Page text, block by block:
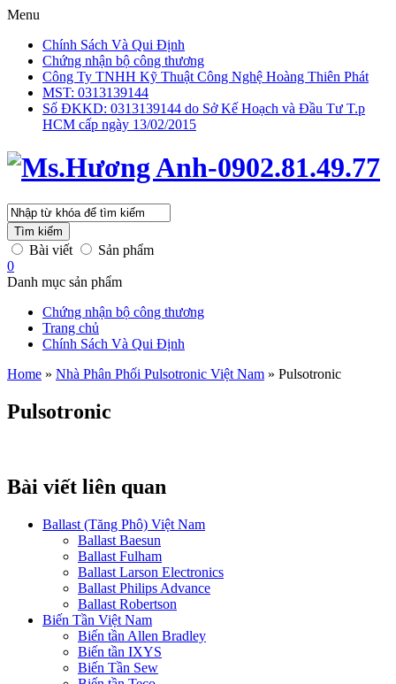
Menu
Chính Sách Và Qui Định
Chứng nhận bộ công thương
Công Ty TNHH Kỹ Thuật Công Nghệ Hoàng Thiên Phát
MST: 0313139144
Số ĐKKD: 0313139144 do Sở Kế Hoạch và Đầu Tư T.p
HCM cấp ngày 13/02/2015
Tìm kiếm
Bài viết
Sản phẩm
0
Danh mục sản phẩm
Chứng nhận bộ công thương
Trang chủ
Chính Sách Và Qui Định
Home » Nhà Phân Phối Pulsotronic Việt Nam » Pulsotronic
Pulsotronic
Bài viết liên quan
Ballast (Tăng Phô) Việt Nam
Ballast Baesun
Ballast Fulham
Ballast Larson Electronics
Ballast Philips Advance
Ballast Robertson
Biến Tần Việt Nam
Biến tần Allen Bradley
Biến tần IXYS
Biến Tần Sew